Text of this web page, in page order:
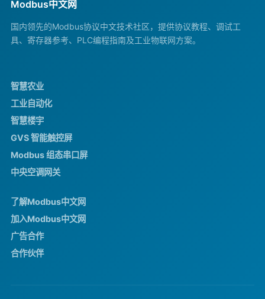
Modbus中文网
国内领先的Modbus协议中文技术社区，提供协议教程、调试工
具、寄存器参考、PLC编程指南及工业物联网方案。
智慧农业
工业自动化
智慧楼宇
GVS 智能触控屏
Modbus 组态串口屏
中央空调网关
了解Modbus中文网
加入Modbus中文网
广告合作
合作伙伴